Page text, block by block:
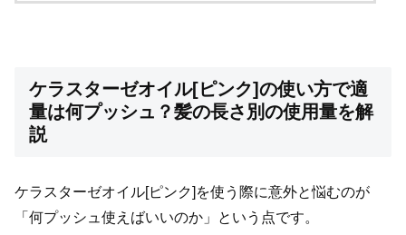
ケラスターゼオイル[ピンク]の使い方で適
量は何プッシュ？髪の長さ別の使用量を解
説
ケラスターゼオイル[ピンク]を使う際に意外と悩むのが
「何プッシュ使えばいいのか」という点です。